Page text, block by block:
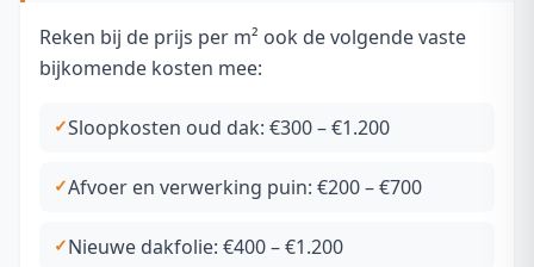
Reken bij de prijs per m² ook de volgende vaste
bijkomende kosten mee:
Sloopkosten oud dak: €300 – €1.200
Afvoer en verwerking puin: €200 – €700
Nieuwe dakfolie: €400 – €1.200